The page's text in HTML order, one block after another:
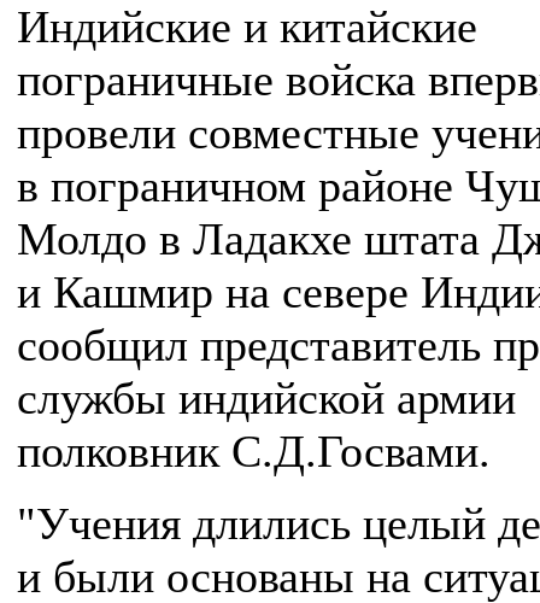
Индийские и китайские
пограничные войска
провели совместные
в пограничном районе
Молдо в Ладакхе штата
и Кашмир на севере
сообщил представитель
службы индийской армии
полковник С.Д.Госвами.
"Учения длились целый
и были основаны на